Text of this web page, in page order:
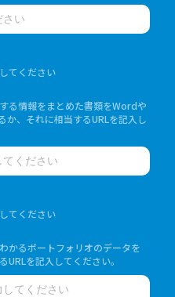
てください
る情報をまとめた書類をWordや
か、それに相当するURLを記入し
てください
かるポートフォリオのデータを
を記入してください。